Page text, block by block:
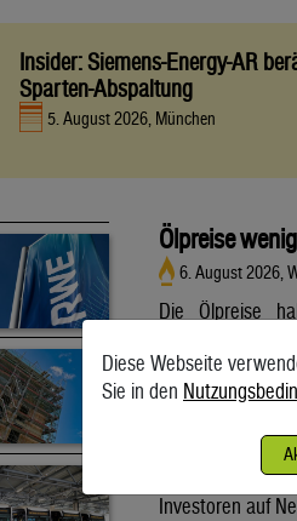
Insider: Siemens-Energy-AR
Sparten-Abspaltung
5. August 2026, München
Ölpreise
6. August 2026,
Die Ölpreise
Brent aus der
Vormittag 79,75
80 Dollar.
auf eine
Investoren auf
Diese Webseite
Sie in den